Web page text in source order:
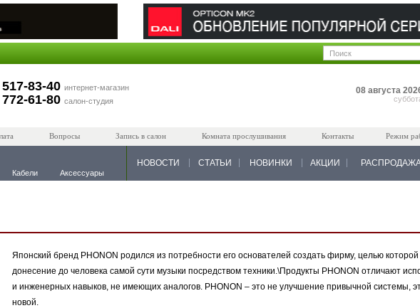
83-40 интернет-магазин
61-80 салон-студия
08 августа
Вопросы Запись в салон Комната прослушивания Контакты Режим
Кабели Аксессуары
НОВОСТИ СТАТЬИ НОВИНКИ АКЦИИ
Японский бренд PHONON родился из потребности его основателей создать фирму, целью
донесение до человека самой сути музыки посредством техники.\Продукты PHONON отличают
и инженерных навыков, не имеющих аналогов. PHONON – это не улучшение привычной системы,
новой.